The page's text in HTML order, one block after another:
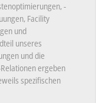
-
Facility
und
unseres
und die
ergeben
spezifischen